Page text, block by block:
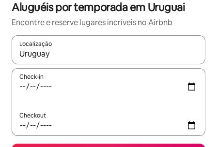
Aluguéis por temporada em Uruguai
Encontre e reserve lugares incríveis no Airbnb
Localização
Quando os resultados estiverem disponíveis, explore-os
Check-in
Checkout